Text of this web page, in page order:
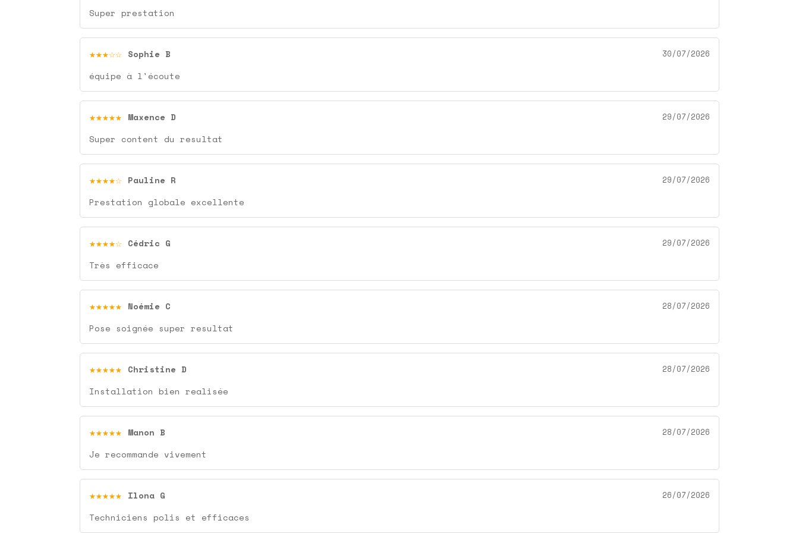
Super prestation
★★★☆☆ Sophie B 30/07/2026
équipe à l'écoute
★★★★★ Maxence D 29/07/2026
Super content du resultat
★★★★☆ Pauline R 29/07/2026
Prestation globale excellente
★★★★☆ Cédric G 29/07/2026
Très efficace
★★★★★ Noémie C 28/07/2026
Pose soignée super resultat
★★★★★ Christine D 28/07/2026
Installation bien realisée
★★★★★ Manon B 28/07/2026
Je recommande vivement
★★★★★ Ilona G 26/07/2026
Techniciens polis et efficaces